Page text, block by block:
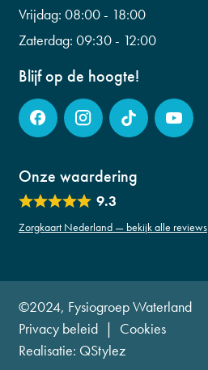
info@fysiogroepwaterland.nl
Vrijdag: 08:00 - 18:00
Zaterdag: 09:30 - 12:00
Blijf op de hoogte!
Onze waardering
9.3
Zorgkaart Nederland — bekijk alle reviews
©2024, Fysiogroep Waterland
Privacy beleid | Cookies
Realisatie: QStylez